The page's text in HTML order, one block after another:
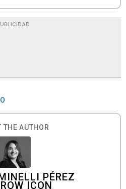
THE AUTHOR
PÉREZ